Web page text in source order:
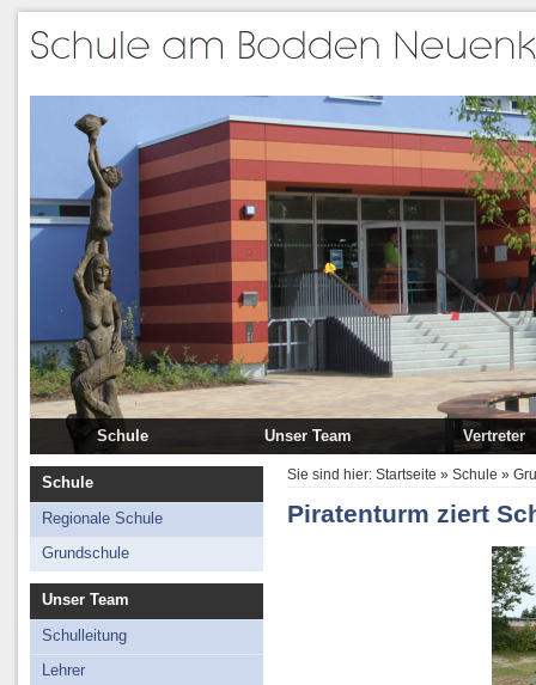
Schule
Regionale Schule
Grundschule
Unser Team
Schulleitung
Lehrer
Technisches Personal
Vertreter
Schule
Regionale Schule
Grundschule
Unser Team
Schulleitung
Lehrer
Sie sind hier: Startseite » Schule »
Piratenturm ziert